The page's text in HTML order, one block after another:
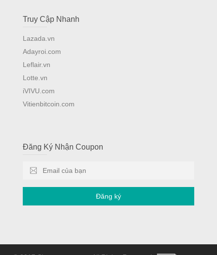
Truy Cập Nhanh
Lazada.vn
Adayroi.com
Leflair.vn
Lotte.vn
iVIVU.com
Vitienbitcoin.com
Đăng Ký Nhận Coupon
Đăng ký